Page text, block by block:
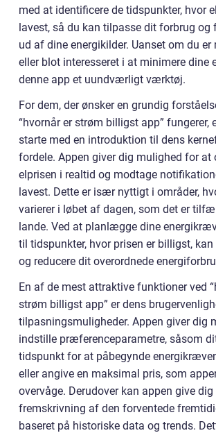
med at identificere de tidspunkter, hvor
lavest, så du kan tilpasse dit forbrug og
ud af dine energikilder. Uanset om du
eller blot interesseret i at minimere dine
denne app et uundværligt værktøj.
For dem, der ønsker en grundig
“hvornår er strøm billigst app” fungerer,
starte med en introduktion til dens
fordele. Appen giver dig mulighed for at
elprisen i realtid og modtage
lavest. Dette er især nyttigt i områder,
varierer i løbet af dagen, som det er
lande. Ved at planlægge dine
til tidspunkter, hvor prisen er billigst,
og reducere dit overordnede
En af de mest attraktive funktioner ved
strøm billigst app” er dens
tilpasningsmuligheder. Appen giver dig
indstille præferenceparametre, såsom
tidspunkt for at påbegynde
eller angive en maksimal pris, som
overvåge. Derudover kan appen give dig
fremskrivning af den forventede
baseret på historiske data og trends.